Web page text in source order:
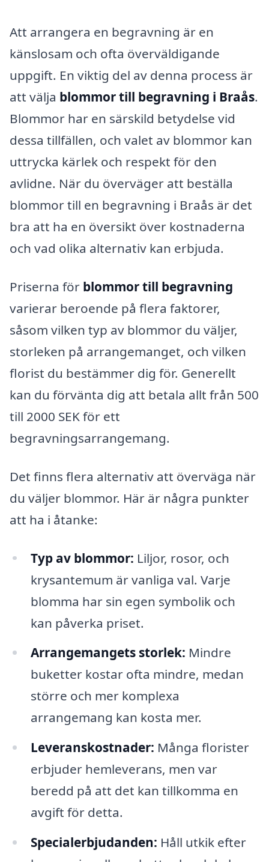
Att arrangera en begravning är en
känslosam och ofta överväldigande
uppgift. En viktig del av denna process är
att välja blommor till begravning i Braås.
Blommor har en särskild betydelse vid
dessa tillfällen, och valet av blommor kan
uttrycka kärlek och respekt för den
avlidne. När du överväger att beställa
blommor till en begravning i Braås är det
bra att ha en översikt över kostnaderna
och vad olika alternativ kan erbjuda.
Priserna för blommor till begravning
varierar beroende på flera faktorer,
såsom vilken typ av blommor du väljer,
storleken på arrangemanget, och vilken
florist du bestämmer dig för. Generellt
kan du förvänta dig att betala allt från 500
till 2000 SEK för ett
begravningsarrangemang.
Det finns flera alternativ att överväga när
du väljer blommor. Här är några punkter
att ha i åtanke:
Typ av blommor: Liljor, rosor, och
krysantemum är vanliga val. Varje
blomma har sin egen symbolik och
kan påverka priset.
Arrangemangets storlek: Mindre
buketter kostar ofta mindre, medan
större och mer komplexa
arrangemang kan kosta mer.
Leveranskostnader: Många florister
erbjuder hemleverans, men var
beredd på att det kan tillkomma en
avgift för detta.
Specialerbjudanden: Håll utkik efter